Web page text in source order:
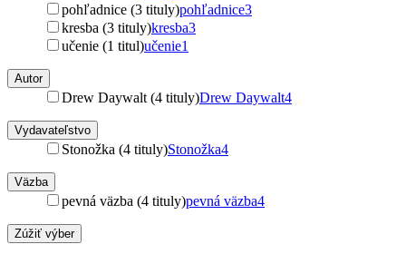
pohľadnice (3 tituly)pohľadnice3
kresba (3 tituly)kresba3
učenie (1 titul)učenie1
Autor
Drew Daywalt (4 tituly)Drew Daywalt4
Vydavateľstvo
Stonožka (4 tituly)Stonožka4
Väzba
pevná väzba (4 tituly)pevná väzba4
Zúžiť výber